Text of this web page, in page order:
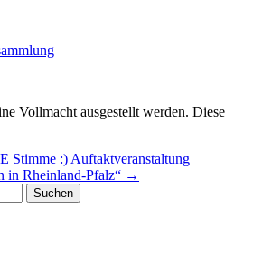
Vollmacht ausgestellt werden. Diese
Stimme :) Auftaktveranstaltung
in Rheinland-Pfalz“ →